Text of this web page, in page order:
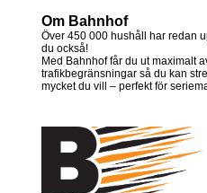
Om Bahnhof
Över 450 000 hushåll har redan
du också!
Med Bahnhof får du ut maximalt
trafikbegränsningar så du kan
mycket du vill – perfekt för